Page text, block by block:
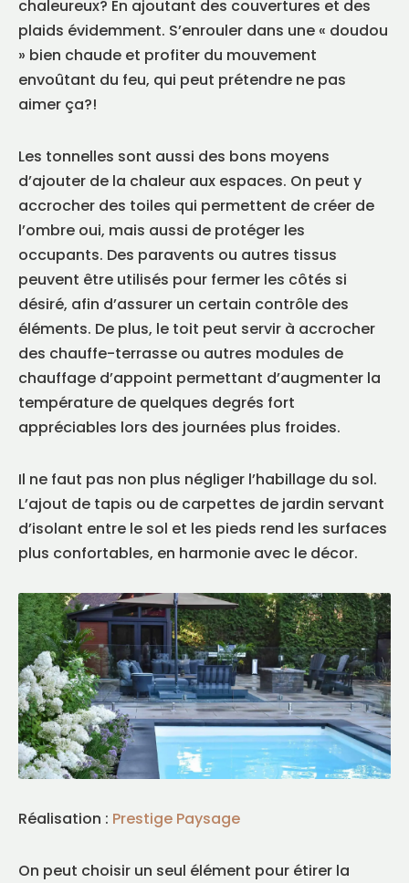
chaleureux? En ajoutant des couvertures et des
plaids évidemment. S’enrouler dans une « doudou
» bien chaude et profiter du mouvement
envoûtant du feu, qui peut prétendre ne pas
aimer ça?!
Les tonnelles sont aussi des bons moyens
d’ajouter de la chaleur aux espaces. On peut y
accrocher des toiles qui permettent de créer de
l’ombre oui, mais aussi de protéger les
occupants. Des paravents ou autres tissus
peuvent être utilisés pour fermer les côtés si
désiré, afin d’assurer un certain contrôle des
éléments. De plus, le toit peut servir à accrocher
des chauffe-terrasse ou autres modules de
chauffage d’appoint permettant d’augmenter la
température de quelques degrés fort
appréciables lors des journées plus froides.
Il ne faut pas non plus négliger l’habillage du sol.
L’ajout de tapis ou de carpettes de jardin servant
d’isolant entre le sol et les pieds rend les surfaces
plus confortables, en harmonie avec le décor.
Réalisation : Prestige Paysage
On peut choisir un seul élément pour étirer la